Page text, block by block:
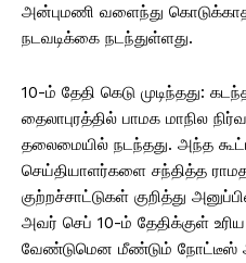
அன்புமணி வளைந்து
நடவடிக்கை நடந்துள்ளது.
10-ம் தேதி கெடு முடிந்தது:
தைலாபுரத்தில் பாமக மாநில
தலைமையில் நடந்தது. அந்த
செய்தியாளர்களை சந்தித்த
குற்றச்சாட்டுகள் குறித்து
அவர் செப் 10-ம் தேதிக்குள்
வேண்டுமென மீண்டும் நோட்டீஸ்